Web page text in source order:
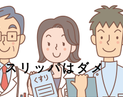
スリッパはダメ